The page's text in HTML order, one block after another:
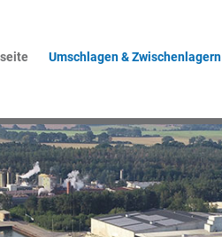
Umschlagen & Zwischenlagern